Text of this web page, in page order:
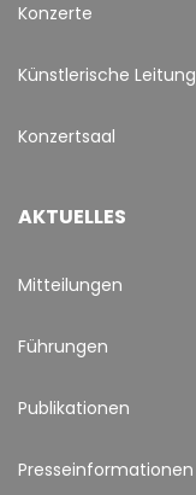
Konzerte
Künstlerische Leitung
Konzertsaal
AKTUELLES
Mitteilungen
Führungen
Publikationen
Presseinformationen